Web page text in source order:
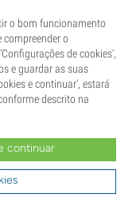
Política de Privacidadee os
o bom funcionamento
compreender o
de cookies',
e guardar as suas
e continuar', estará
descrito na
continuar